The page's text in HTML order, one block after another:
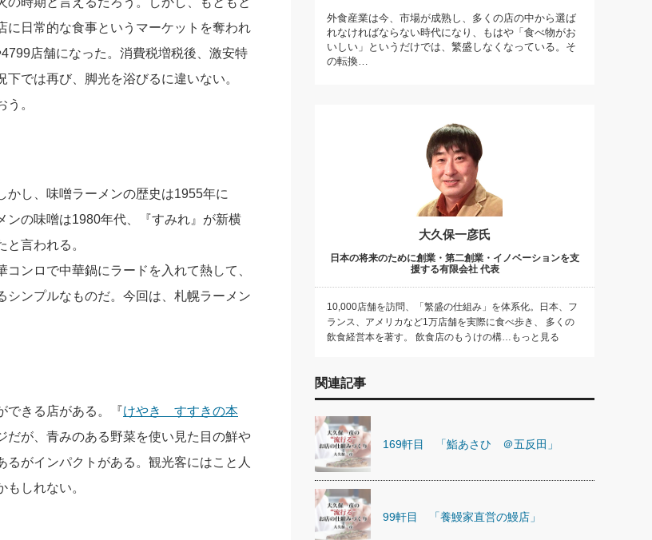
と組織を動かす(200)
ョン実現道場(10)
銀行交渉はこうしなさい！(12)
社長のための“全員営業”(30)
行動科学マネジメント(5)
高橋一喜の『これぞ！"本物の温泉"』(157)
に日常的な食事というマーケットを奪われ
店舗になった。消費税増税後、激安特
では再び、脚光を浴びるに違いない。
。
し、味噌ラーメンの歴史は1955年に
ンの味噌は1980年代、『すみれ』が新横
言われる。
ンロで中華鍋にラードを入れて熱して、
ンプルなものだ。今回は、札幌ラーメン
できる店がある。『けやき すすきの本
だが、青みのある野菜を使い見た目の鮮や
がインパクトがある。観光客にはこと人
しれない。
外食産業は今、市場が成熟し、多くの店の中から選ば
れなければならない時代になり、もはや「食べ物がお
いしい」というだけでは、繁盛しなくなっている。そ
の転換…
大久保一彦氏
日本の将来のために創業・第二創業・イノベーションを支
援する有限会社 代表
10,000店舗を訪問、「繁盛の仕組み」を体系化。日本、フ
ランス、アメリカなど1万店舗を実際に食べ歩き、 多くの
飲食経営本を著す。 飲食店のもうけの構…もっと見る
関連記事
169軒目 「鮨あさひ ＠五反田」
99軒目 「養鰻家直営の鰻店」